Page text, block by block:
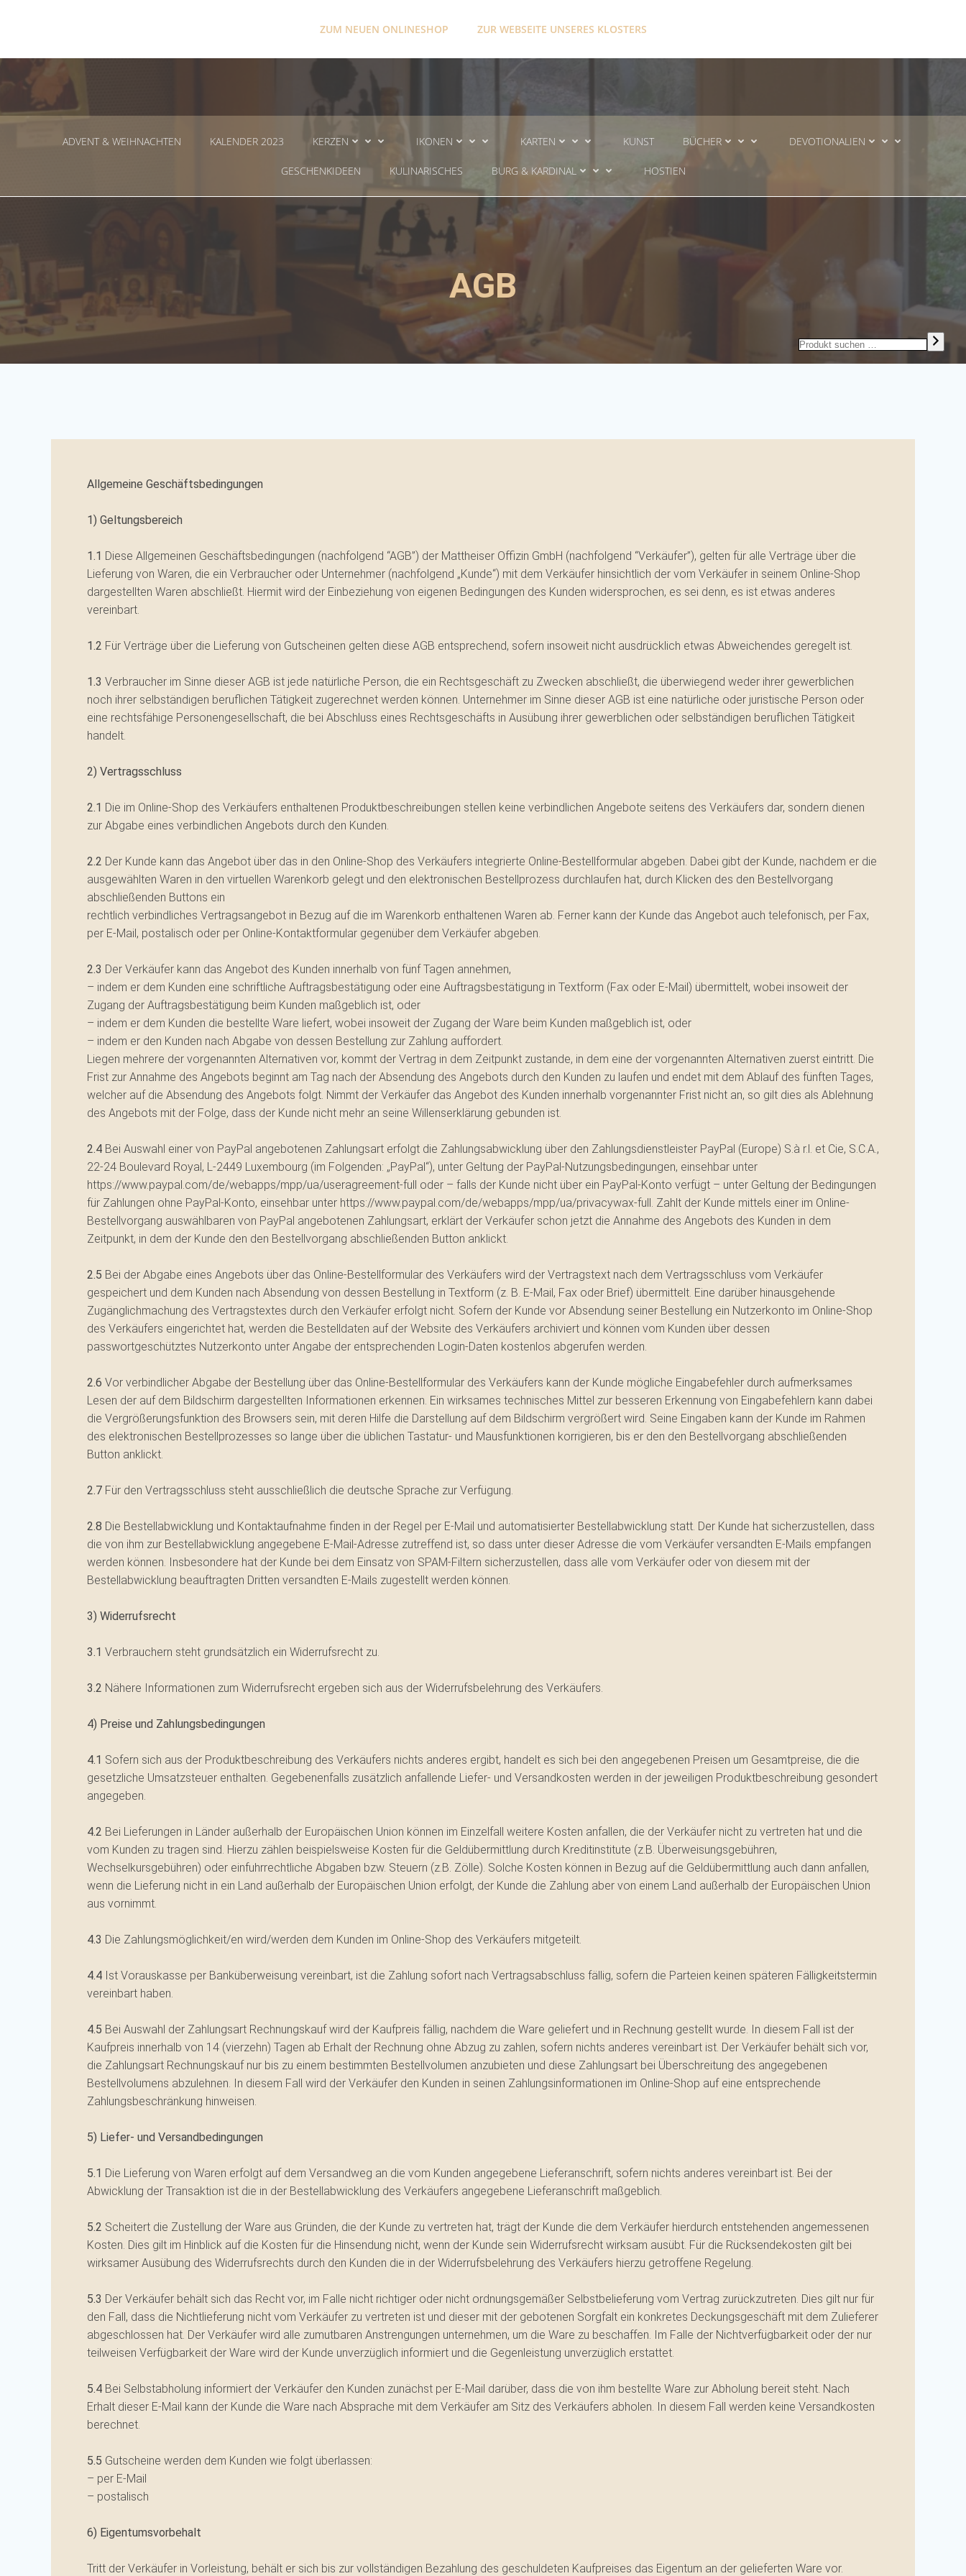
ZUM NEUEN ONLINESHOP ZUR WEBSEITE UNSERES KLOSTERS
ADVENT & WEIHNACHTEN KALENDER 2023 KERZEN IKONEN KARTEN KUNST BÜCHER DEVOTIONALIEN
GESCHENKIDEEN KULINARISCHES BURG & KARDINAL HOSTIEN
AGB
Produkt
Allgemeine Geschäftsbedingungen
1) Geltungsbereich
1.1 Diese Allgemeinen Geschäftsbedingungen (nachfolgend “AGB”) der Mattheiser Offizin GmbH (nachfolgend “Verkäufer”), gelten für alle Verträge über die
Lieferung von Waren, die ein Verbraucher oder Unternehmer (nachfolgend „Kunde“) mit dem Verkäufer hinsichtlich der vom Verkäufer in seinem Online-Shop
dargestellten Waren abschließt. Hiermit wird der Einbeziehung von eigenen Bedingungen des Kunden widersprochen, es sei denn, es ist etwas anderes
vereinbart.
1.2 Für Verträge über die Lieferung von Gutscheinen gelten diese AGB entsprechend, sofern insoweit nicht ausdrücklich etwas Abweichendes geregelt ist.
1.3 Verbraucher im Sinne dieser AGB ist jede natürliche Person, die ein Rechtsgeschäft zu Zwecken abschließt, die überwiegend weder ihrer gewerblichen
noch ihrer selbständigen beruflichen Tätigkeit zugerechnet werden können. Unternehmer im Sinne dieser AGB ist eine natürliche oder juristische Person oder
eine rechtsfähige Personengesellschaft, die bei Abschluss eines Rechtsgeschäfts in Ausübung ihrer gewerblichen oder selbständigen beruflichen Tätigkeit
handelt.
2) Vertragsschluss
2.1 Die im Online-Shop des Verkäufers enthaltenen Produktbeschreibungen stellen keine verbindlichen Angebote seitens des Verkäufers dar, sondern dienen
zur Abgabe eines verbindlichen Angebots durch den Kunden.
2.2 Der Kunde kann das Angebot über das in den Online-Shop des Verkäufers integrierte Online-Bestellformular abgeben. Dabei gibt der Kunde, nachdem er die
ausgewählten Waren in den virtuellen Warenkorb gelegt und den elektronischen Bestellprozess durchlaufen hat, durch Klicken des den Bestellvorgang
abschließenden Buttons ein
rechtlich verbindliches Vertragsangebot in Bezug auf die im Warenkorb enthaltenen Waren ab. Ferner kann der Kunde das Angebot auch telefonisch, per Fax,
per E-Mail, postalisch oder per Online-Kontaktformular gegenüber dem Verkäufer abgeben.
2.3 Der Verkäufer kann das Angebot des Kunden innerhalb von fünf Tagen annehmen,
– indem er dem Kunden eine schriftliche Auftragsbestätigung oder eine Auftragsbestätigung in Textform (Fax oder E-Mail) übermittelt, wobei insoweit der
Zugang der Auftragsbestätigung beim Kunden maßgeblich ist, oder
– indem er dem Kunden die bestellte Ware liefert, wobei insoweit der Zugang der Ware beim Kunden maßgeblich ist, oder
– indem er den Kunden nach Abgabe von dessen Bestellung zur Zahlung auffordert.
Liegen mehrere der vorgenannten Alternativen vor, kommt der Vertrag in dem Zeitpunkt zustande, in dem eine der vorgenannten Alternativen zuerst eintritt. Die
Frist zur Annahme des Angebots beginnt am Tag nach der Absendung des Angebots durch den Kunden zu laufen und endet mit dem Ablauf des fünften Tages,
welcher auf die Absendung des Angebots folgt. Nimmt der Verkäufer das Angebot des Kunden innerhalb vorgenannter Frist nicht an, so gilt dies als Ablehnung
des Angebots mit der Folge, dass der Kunde nicht mehr an seine Willenserklärung gebunden ist.
2.4 Bei Auswahl einer von PayPal angebotenen Zahlungsart erfolgt die Zahlungsabwicklung über den Zahlungsdienstleister PayPal (Europe) S.à r.l. et Cie, S.C.A.,
22-24 Boulevard Royal, L-2449 Luxembourg (im Folgenden: „PayPal“), unter Geltung der PayPal-Nutzungsbedingungen, einsehbar unter
https://www.paypal.com/de/webapps/mpp/ua/useragreement-full oder – falls der Kunde nicht über ein PayPal-Konto verfügt – unter Geltung der Bedingungen
für Zahlungen ohne PayPal-Konto, einsehbar unter https://www.paypal.com/de/webapps/mpp/ua/privacywax-full. Zahlt der Kunde mittels einer im Online-
Bestellvorgang auswählbaren von PayPal angebotenen Zahlungsart, erklärt der Verkäufer schon jetzt die Annahme des Angebots des Kunden in dem
Zeitpunkt, in dem der Kunde den den Bestellvorgang abschließenden Button anklickt.
2.5 Bei der Abgabe eines Angebots über das Online-Bestellformular des Verkäufers wird der Vertragstext nach dem Vertragsschluss vom Verkäufer
gespeichert und dem Kunden nach Absendung von dessen Bestellung in Textform (z. B. E-Mail, Fax oder Brief) übermittelt. Eine darüber hinausgehende
Zugänglichmachung des Vertragstextes durch den Verkäufer erfolgt nicht. Sofern der Kunde vor Absendung seiner Bestellung ein Nutzerkonto im Online-Shop
des Verkäufers eingerichtet hat, werden die Bestelldaten auf der Website des Verkäufers archiviert und können vom Kunden über dessen
passwortgeschütztes Nutzerkonto unter Angabe der entsprechenden Login-Daten kostenlos abgerufen werden.
2.6 Vor verbindlicher Abgabe der Bestellung über das Online-Bestellformular des Verkäufers kann der Kunde mögliche Eingabefehler durch aufmerksames
Lesen der auf dem Bildschirm dargestellten Informationen erkennen. Ein wirksames technisches Mittel zur besseren Erkennung von Eingabefehlern kann dabei
die Vergrößerungsfunktion des Browsers sein, mit deren Hilfe die Darstellung auf dem Bildschirm vergrößert wird. Seine Eingaben kann der Kunde im Rahmen
des elektronischen Bestellprozesses so lange über die üblichen Tastatur- und Mausfunktionen korrigieren, bis er den den Bestellvorgang abschließenden
Button anklickt.
2.7 Für den Vertragsschluss steht ausschließlich die deutsche Sprache zur Verfügung.
2.8 Die Bestellabwicklung und Kontaktaufnahme finden in der Regel per E-Mail und automatisierter Bestellabwicklung statt. Der Kunde hat sicherzustellen, dass
die von ihm zur Bestellabwicklung angegebene E-Mail-Adresse zutreffend ist, so dass unter dieser Adresse die vom Verkäufer versandten E-Mails empfangen
werden können. Insbesondere hat der Kunde bei dem Einsatz von SPAM-Filtern sicherzustellen, dass alle vom Verkäufer oder von diesem mit der
Bestellabwicklung beauftragten Dritten versandten E-Mails zugestellt werden können.
3) Widerrufsrecht
3.1 Verbrauchern steht grundsätzlich ein Widerrufsrecht zu.
3.2 Nähere Informationen zum Widerrufsrecht ergeben sich aus der Widerrufsbelehrung des Verkäufers.
4) Preise und Zahlungsbedingungen
4.1 Sofern sich aus der Produktbeschreibung des Verkäufers nichts anderes ergibt, handelt es sich bei den angegebenen Preisen um Gesamtpreise, die die
gesetzliche Umsatzsteuer enthalten. Gegebenenfalls zusätzlich anfallende Liefer- und Versandkosten werden in der jeweiligen Produktbeschreibung gesondert
angegeben.
4.2 Bei Lieferungen in Länder außerhalb der Europäischen Union können im Einzelfall weitere Kosten anfallen, die der Verkäufer nicht zu vertreten hat und die
vom Kunden zu tragen sind. Hierzu zählen beispielsweise Kosten für die Geldübermittlung durch Kreditinstitute (z.B. Überweisungsgebühren,
Wechselkursgebühren) oder einfuhrrechtliche Abgaben bzw. Steuern (z.B. Zölle). Solche Kosten können in Bezug auf die Geldübermittlung auch dann anfallen,
wenn die Lieferung nicht in ein Land außerhalb der Europäischen Union erfolgt, der Kunde die Zahlung aber von einem Land außerhalb der Europäischen Union
aus vornimmt.
4.3 Die Zahlungsmöglichkeit/en wird/werden dem Kunden im Online-Shop des Verkäufers mitgeteilt.
4.4 Ist Vorauskasse per Banküberweisung vereinbart, ist die Zahlung sofort nach Vertragsabschluss fällig, sofern die Parteien keinen späteren Fälligkeitstermin
vereinbart haben.
4.5 Bei Auswahl der Zahlungsart Rechnungskauf wird der Kaufpreis fällig, nachdem die Ware geliefert und in Rechnung gestellt wurde. In diesem Fall ist der
Kaufpreis innerhalb von 14 (vierzehn) Tagen ab Erhalt der Rechnung ohne Abzug zu zahlen, sofern nichts anderes vereinbart ist. Der Verkäufer behält sich vor,
die Zahlungsart Rechnungskauf nur bis zu einem bestimmten Bestellvolumen anzubieten und diese Zahlungsart bei Überschreitung des angegebenen
Bestellvolumens abzulehnen. In diesem Fall wird der Verkäufer den Kunden in seinen Zahlungsinformationen im Online-Shop auf eine entsprechende
Zahlungsbeschränkung hinweisen.
5) Liefer- und Versandbedingungen
5.1 Die Lieferung von Waren erfolgt auf dem Versandweg an die vom Kunden angegebene Lieferanschrift, sofern nichts anderes vereinbart ist. Bei der
Abwicklung der Transaktion ist die in der Bestellabwicklung des Verkäufers angegebene Lieferanschrift maßgeblich.
5.2 Scheitert die Zustellung der Ware aus Gründen, die der Kunde zu vertreten hat, trägt der Kunde die dem Verkäufer hierdurch entstehenden angemessenen
Kosten. Dies gilt im Hinblick auf die Kosten für die Hinsendung nicht, wenn der Kunde sein Widerrufsrecht wirksam ausübt. Für die Rücksendekosten gilt bei
wirksamer Ausübung des Widerrufsrechts durch den Kunden die in der Widerrufsbelehrung des Verkäufers hierzu getroffene Regelung.
5.3 Der Verkäufer behält sich das Recht vor, im Falle nicht richtiger oder nicht ordnungsgemäßer Selbstbelieferung vom Vertrag zurückzutreten. Dies gilt nur für
den Fall, dass die Nichtlieferung nicht vom Verkäufer zu vertreten ist und dieser mit der gebotenen Sorgfalt ein konkretes Deckungsgeschäft mit dem Zulieferer
abgeschlossen hat. Der Verkäufer wird alle zumutbaren Anstrengungen unternehmen, um die Ware zu beschaffen. Im Falle der Nichtverfügbarkeit oder der nur
teilweisen Verfügbarkeit der Ware wird der Kunde unverzüglich informiert und die Gegenleistung unverzüglich erstattet.
5.4 Bei Selbstabholung informiert der Verkäufer den Kunden zunächst per E-Mail darüber, dass die von ihm bestellte Ware zur Abholung bereit steht. Nach
Erhalt dieser E-Mail kann der Kunde die Ware nach Absprache mit dem Verkäufer am Sitz des Verkäufers abholen. In diesem Fall werden keine Versandkosten
berechnet.
5.5 Gutscheine werden dem Kunden wie folgt überlassen:
– per E-Mail
– postalisch
6) Eigentumsvorbehalt
Tritt der Verkäufer in Vorleistung, behält er sich bis zur vollständigen Bezahlung des geschuldeten Kaufpreises das Eigentum an der gelieferten Ware vor.